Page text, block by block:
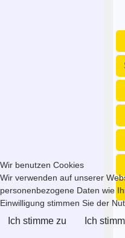
Wir benutzen Cookies
Wir verwenden auf unserer
personenbezogene Daten wie
Einwilligung stimmen Sie der
Ich stimme zu Ich